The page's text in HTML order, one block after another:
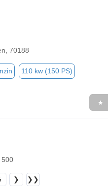
70188
110 kw (150 PS)
★
❯ ❯❯